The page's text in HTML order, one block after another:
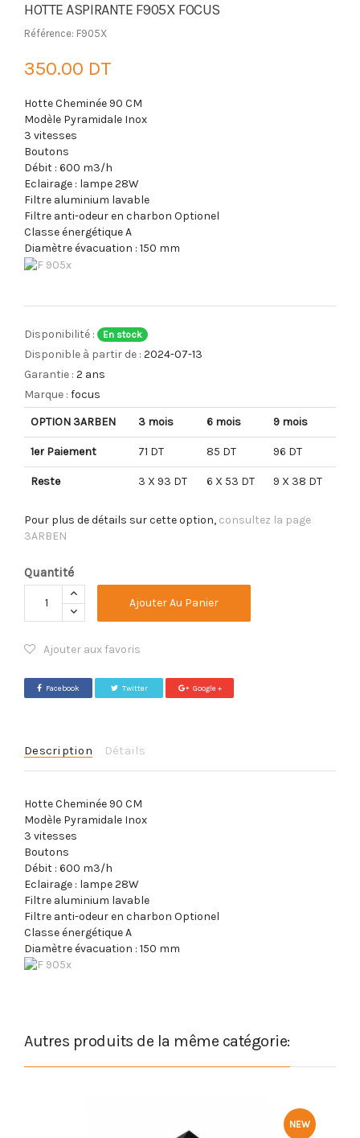
HOTTE ASPIRANTE F905X FOCUS
Référence: F905X
350.00 DT
Hotte Cheminée 90 CM
Modèle Pyramidale Inox
3 vitesses
Boutons
Débit : 600 m3/h
Eclairage : lampe 28W
Filtre aluminium lavable
Filtre anti-odeur en charbon Optionel
Classe énergétique A
Diamètre évacuation : 150 mm
Disponibilité : En stock
Disponible à partir de : 2024-07-13
Garantie : 2 ans
Marque : focus
OPTION 3ARBEN
3 mois 6 mois 9 mois
1er Paiement 71 DT 85 DT 96 DT
Reste 3 X 93 DT 6 X 53 DT 9 X 38 DT
Pour plus de détails sur cette option, consultez la page
3ARBEN
Quantité
Ajouter Au Panier
Ajouter aux favoris
Facebook Twitter Google +
Description Détails
Hotte Cheminée 90 CM
Modèle Pyramidale Inox
3 vitesses
Boutons
Débit : 600 m3/h
Eclairage : lampe 28W
Filtre aluminium lavable
Filtre anti-odeur en charbon Optionel
Classe énergétique A
Diamètre évacuation : 150 mm
Autres produits de la même catégorie:
NEW